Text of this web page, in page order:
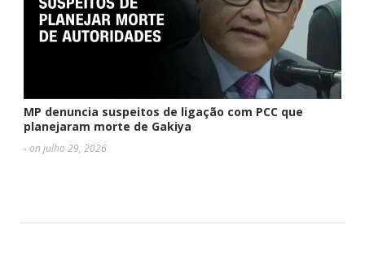
MP denuncia suspeitos de ligação com PCC que
planejaram morte de Gakiya
- on julho 29, 2026